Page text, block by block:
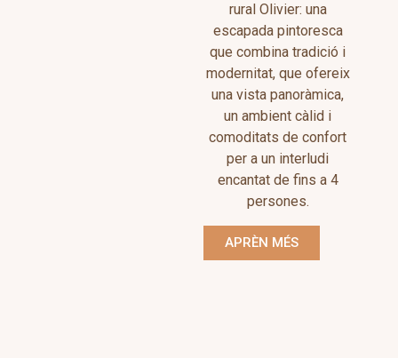
rural Olivier: una
escapada pintoresca
que combina tradició i
modernitat, que ofereix
una vista panoràmica,
un ambient càlid i
comoditats de confort
per a un interludi
encantat de fins a 4
persones.
APRÈN MÉS